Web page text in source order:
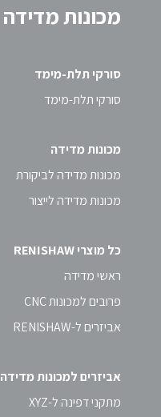
מכונות מדידה
סורקי תלת-מימד
סורקי תלת-מימד
מכונות מדידה
מכונות מדידה לביקורת
מכונות מדידה לייצור
כל מוצרי RENISHAW
ראשי מדידה
פרובים למכונות CNC
אביזרים ל-RENISHAW
אביזרים למכונות מדידה
מתקני דפינה ל-XYZ